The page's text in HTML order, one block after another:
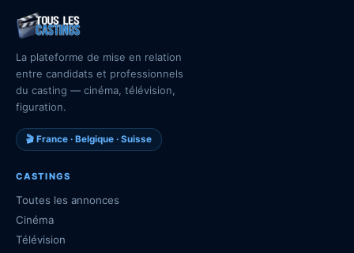
La plateforme de mise en relation
entre candidats et professionnels
du casting — cinéma, télévision,
figuration.
🎬 France · Belgique · Suisse
CASTINGS
Toutes les annonces
Cinéma
Télévision